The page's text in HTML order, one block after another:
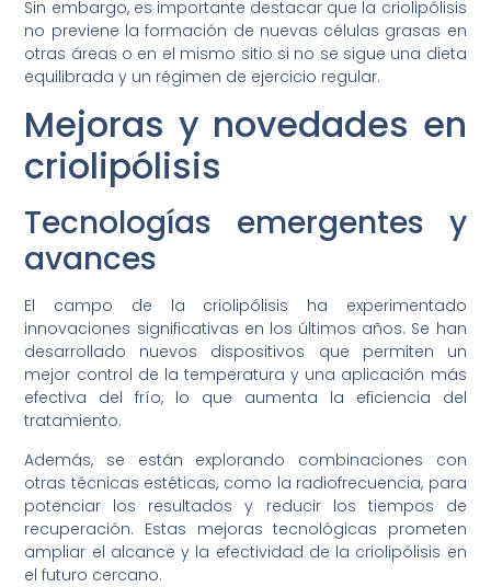
Sin embargo, es importante destacar que la criolipólisis
no previene la formación de nuevas células grasas en
otras áreas o en el mismo sitio si no se sigue una dieta
equilibrada y un régimen de ejercicio regular.
Mejoras y novedades en
criolipólisis
Tecnologías emergentes y
avances
El campo de la criolipólisis ha experimentado
innovaciones significativas en los últimos años. Se han
desarrollado nuevos dispositivos que permiten un
mejor control de la temperatura y una aplicación más
efectiva del frío, lo que aumenta la eficiencia del
tratamiento.
Además, se están explorando combinaciones con
otras técnicas estéticas, como la radiofrecuencia, para
potenciar los resultados y reducir los tiempos de
recuperación. Estas mejoras tecnológicas prometen
ampliar el alcance y la efectividad de la criolipólisis en
el futuro cercano.